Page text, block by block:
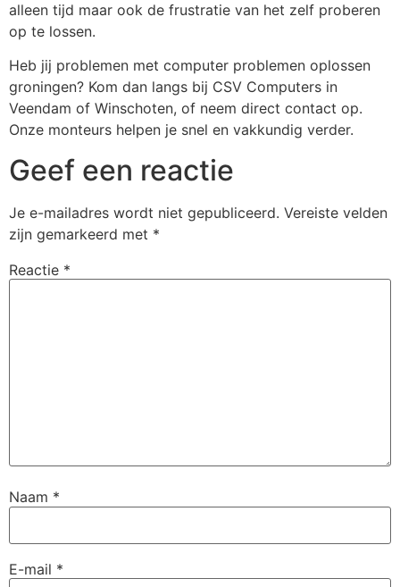
alleen tijd maar ook de frustratie van het zelf proberen
op te lossen.
Heb jij problemen met computer problemen oplossen
groningen? Kom dan langs bij CSV Computers in
Veendam of Winschoten, of neem direct contact op.
Onze monteurs helpen je snel en vakkundig verder.
Geef een reactie
Je e-mailadres wordt niet gepubliceerd. Vereiste velden
zijn gemarkeerd met *
Reactie *
Naam *
E-mail *